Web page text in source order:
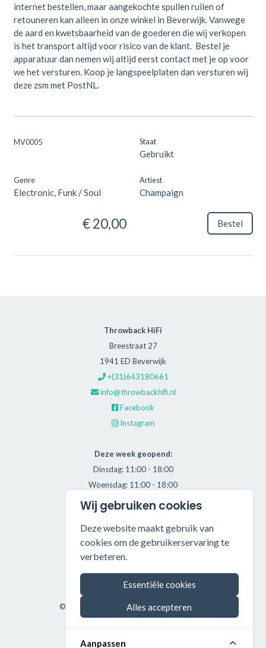
internet bestellen, maar aangekochte spullen ruilen of
retouneren kan alleen in onze winkel in Beverwijk. Vanwege
de aard en kwetsbaarheid van de goederen die wij verkopen
is het transport altijd voor risico van de klant. Bestel je
apparatuur dan nemen wij altijd eerst contact met je op voor
we het versturen. Koop je langspeelplaten dan versturen wij
deze zsm met PostNL.
MV0005 Staat
Gebruikt
Genre
Electronic, Funk / Soul
Artiest
Champaign
€ 20,00 Bestel
Throwback HiFi
Breestraat 27
1941 ED Beverwijk
+(31)643180661
info@throwbackhifi.nl
Facebook
Instagram
Deze week geopend:
Dinsdag: 11:00 - 18:00
Woensdag: 11:00 - 18:00
Donderdag: 11:00 - 21:00
Vrijdag: 11:00 - 18:00
Zaterdag: 11:00 - 17:00
Alle getoonde prijzen zijn incl. BTW.
Algemene Voorwaarden
Manage cookies
©2026 Throwback HiFi — All rights reserved.
Wij gebruiken cookies
Deze website maakt gebruik van
cookies om de gebruikerservaring te
verbeteren.
Essentiële cookies
Alles accepteren
Aanpassen